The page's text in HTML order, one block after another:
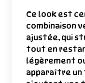
Ce look est
combinaison
ajustée, qui
tout en
légèrement
apparaître un